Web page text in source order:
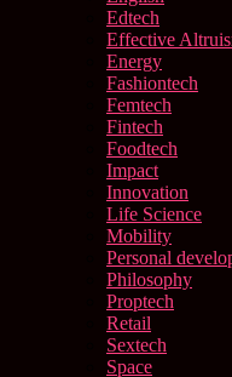
Edtech
Effective
Energy
Fashiontech
Femtech
Fintech
Foodtech
Impact
Innovation
Life Science
Mobility
Personal
Philosophy
Proptech
Retail
Sextech
Space